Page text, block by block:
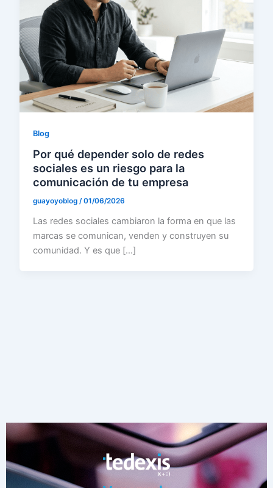
Blog
Por qué depender solo de redes
sociales es un riesgo para la
comunicación de tu empresa
guayoyoblog/01/06/2026
Las redes sociales cambiaron la forma en que las
marcas se comunican, venden y construyen su
comunidad. Y es que […]